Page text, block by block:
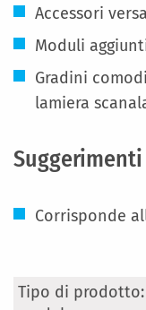
Accessori
Moduli
Gradini
lamiera
Corrisponde
Maggiori